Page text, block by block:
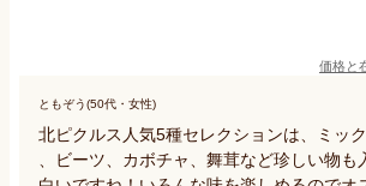
価格と
ともぞう(50代・女性)
北ピクルス人気5種セレクションは、ミッ
、ビーツ、カボチャ、舞茸など珍しい物